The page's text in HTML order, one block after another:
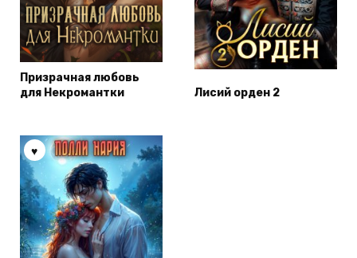
Призрачная любовь
для Некромантки
Лисий орден 2